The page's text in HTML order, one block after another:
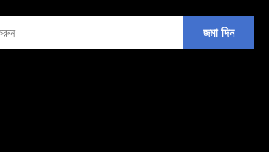
জমা দিন